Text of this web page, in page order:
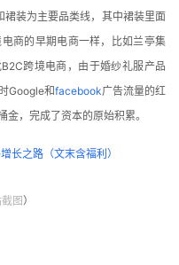
装为主要品类线，其中裙装里面
商的早期电商一样，比如兰亭集
跨境电商，由于婚纱礼服产品
Google和facebook广告流量的红
，完成了资本的原始积累。
图 ）